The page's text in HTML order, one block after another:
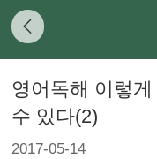
영어독해 이렇
수 있다(2)
2017-05-14